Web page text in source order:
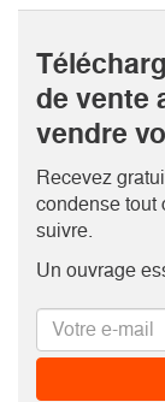
de vente
vendre
Recevez
condense tout
suivre.
Un ouvrage